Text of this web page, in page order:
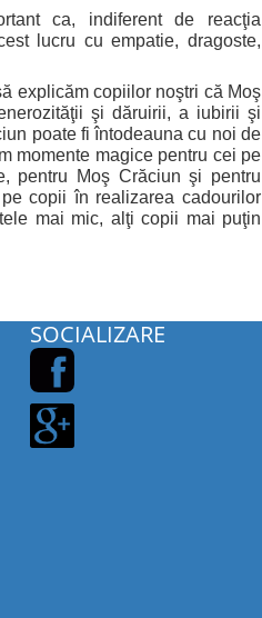
ca, indiferent de reacţia
lucru cu empatie, dragoste,
explicăm copiilor noştri că Moş
şi dăruirii, a iubirii şi
poate fi întodeauna cu noi de
momente magice pentru cei pe
pentru Moş Crăciun şi pentru
copii în realizarea cadourilor
mai mic, alţi copii mai puţin
SOCIALIZARE